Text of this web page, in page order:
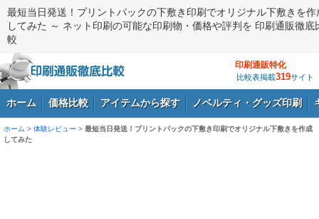
最短当日発送！プリントパックの下敷き印刷でオリジナル下敷きを作
してみた ～ ネット印刷の可能な印刷物・価格や評判を 印刷通販徹底
較
印刷通販特化
比較表掲載319サイト
ホーム 価格比較 アイテムから探す ノベルティ・グッズ印刷
ホーム > 体験レビュー > 最短当日発送！プリントパックの下敷き印刷でオリジナル下敷きを作成
してみた